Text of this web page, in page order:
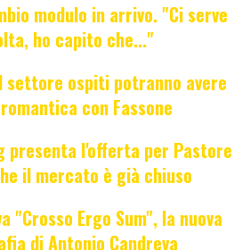
modulo in arrivo. "Ci serve
ho capito che..."
settore ospiti potranno avere
con Fassone
presenta l'offerta per Pastore
il mercato è già chiuso
"Crosso Ergo Sum", la nuova
di Antonio Candreva